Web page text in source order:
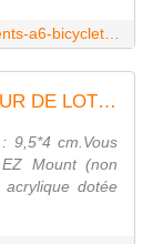
GRAND TAMPON NON MONTE FLEUR DE LOTUS Fée du scrap
9,5*4 cm.Vous
Mount (non
dotée